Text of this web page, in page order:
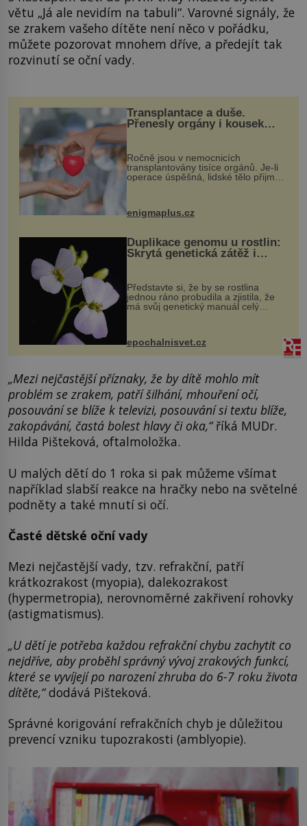
větu „Já ale nevidím na tabuli“. Varovné signály, že
se zrakem vašeho dítěte není něco v pořádku,
můžete pozorovat mnohem dříve, a předejít tak
rozvinutí se oční vady.
Transplantace a duše.
Přenesly orgány i kousek
Ročně jsou v nemocnicích
transplantovány tisíce orgánů. Je-li
operace úspěšná, lidské tělo přijme
enigmaplus.cz
Duplikace genomu u rostlin:
Skrytá genetická zátěž i
Představte si, že by se rostlina
jednou ráno probudila a zjistila, že
má svůj genetický manuál celý
vstupenka...
epochalnisvet.cz
„Mezi nejčastější příznaky, že by dítě mohlo mít
problém se zrakem, patří šilhání, mhouření očí,
posouvání se blíže k televizi, posouvání si textu blíže,
zakopávání, častá bolest hlavy či oka,“říká MUDr.
Hilda Pišteková, oftalmoložka.
U malých dětí do 1 roka si pak můžeme všímat
například slabší reakce na hračky nebo na světelné
podněty a také mnutí si očí.
Časté dětské oční vady
Mezi nejčastější vady, tzv. refrakční, patří
krátkozrakost (myopia), dalekozrakost
(hypermetropia), nerovnoměrné zakřivení rohovky
(astigmatismus).
„U dětí je potřeba každou refrakční chybu zachytit co
nejdříve, aby proběhl správný vývoj zrakových funkcí,
které se vyvíjejí po narození zhruba do 6-7 roku života
dítěte,“dodává Pišteková.
Správné korigování refrakčních chyb je důležitou
prevencí vzniku tupozrakosti (amblyopie).